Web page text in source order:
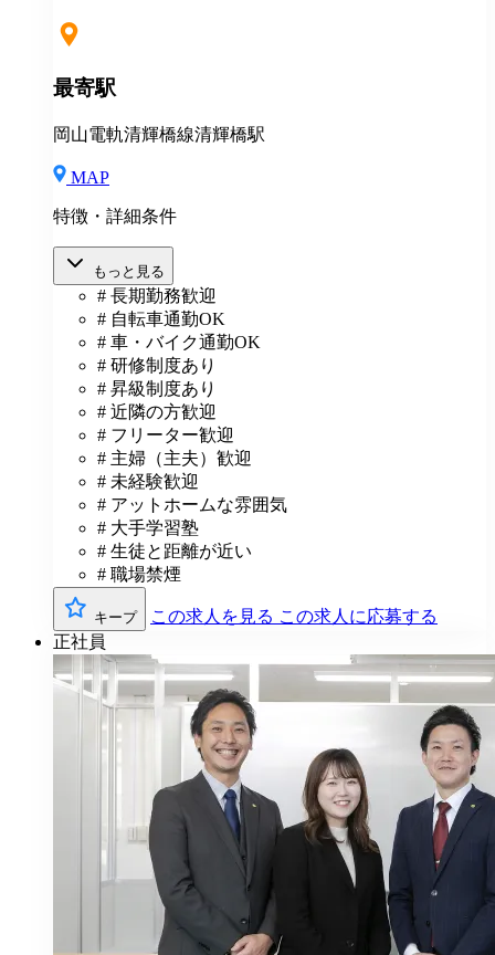
室長の給与平均：月給33.1万円（2025年実績） ◆賞与
災・健康・厚生年金） ◆社宅制度 （規定あり） ◆交
通費全額支給（規定あり） ◆社内表彰制度 ◆退職金制
度 ◆再雇用制度 ◆産前産後休暇 ◆育児・介護休業制
◆保養施設利用可 など
最寄駅
岡山電軌清輝橋線清輝橋駅
MAP
特徴・詳細条件
もっと見る
# 長期勤務歓迎
# 自転車通勤OK
# 車・バイク通勤OK
# 研修制度あり
# 昇級制度あり
# 近隣の方歓迎
# フリーター歓迎
# 主婦（主夫）歓迎
# 未経験歓迎
# アットホームな雰囲気
# 大手学習塾
# 生徒と距離が近い
# 職場禁煙
キープ この求人を見る この求人に応募する
正社員